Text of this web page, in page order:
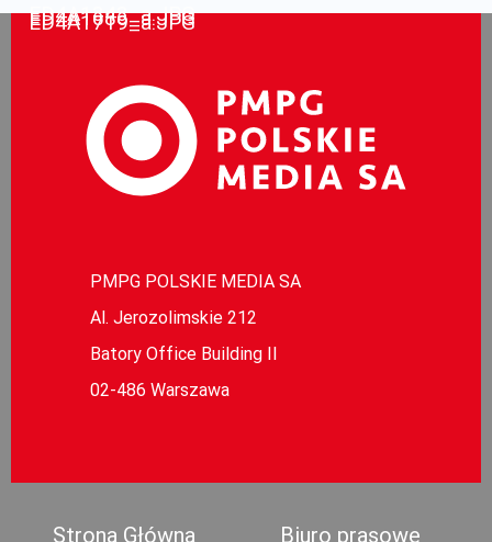
ED4A1343_a.JPG
ED4A1686_a.JPG
ED4A1719_a.JPG
PMPG POLSKIE MEDIA SA
Al. Jerozolimskie 212
Batory Office Building II
02-486 Warszawa
Strona Główna Biuro prasowe